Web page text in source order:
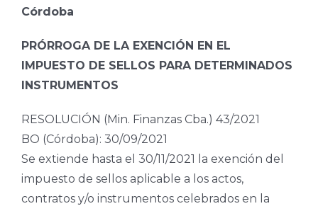
Córdoba
PRÓRROGA DE LA EXENCIÓN EN EL
IMPUESTO DE SELLOS PARA DETERMINADOS
INSTRUMENTOS
RESOLUCIÓN (Min. Finanzas Cba.) 43/2021
BO (Córdoba): 30/09/2021
Se extiende hasta el 30/11/2021 la exención del
impuesto de sellos aplicable a los actos,
contratos y/o instrumentos celebrados en la